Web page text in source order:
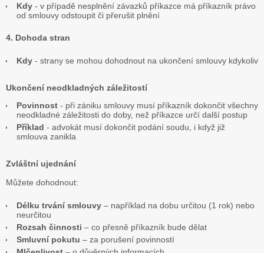
Kdy - v případě nesplnění závazků příkazce má příkazník právo
od smlouvy odstoupit či přerušit plnění
4. Dohoda stran
Kdy - strany se mohou dohodnout na ukončení smlouvy kdykoliv
Ukončení neodkladných záležitostí
Povinnost - při zániku smlouvy musí příkazník dokončit všechny
neodkladné záležitosti do doby, než příkazce určí další postup
Příklad - advokát musí dokončit podání soudu, i když již
smlouva zanikla
Zvláštní ujednání
Můžete dohodnout:
Délku trvání smlouvy – například na dobu určitou (1 rok) nebo
neurčitou
Rozsah činnosti – co přesně příkazník bude dělat
Smluvní pokutu – za porušení povinností